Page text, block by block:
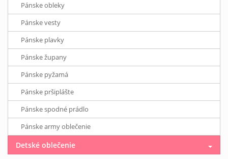
Pánske obleky
Pánske vesty
Pánske plavky
Pánske župany
Pánske pyžamá
Pánske pršiplášte
Pánske spodné prádlo
Pánske army oblečenie
Detské oblečenie